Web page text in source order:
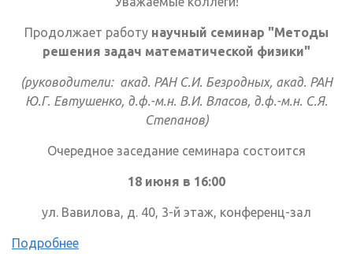
Продолжает работу научный семинар "Методы
решения задач математической физики"
(руководители: акад. РАН С.И. Безродных, акад. РАН
Ю.Г. Евтушенко, д.ф.-м.н. В.И. Власов, д.ф.-м.н. С.Я.
Степанов)
Очередное заседание семинара состоится
18 июня в 16:00
ул. Вавилова, д. 40, 3-й этаж, конференц-зал
Подробнее